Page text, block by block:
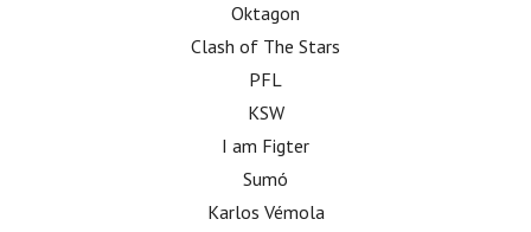
Oktagon
Clash of The Stars
PFL
KSW
I am Figter
Sumó
Karlos Vémola